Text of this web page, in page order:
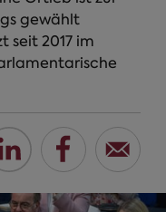
gewählt
seit 2017 im